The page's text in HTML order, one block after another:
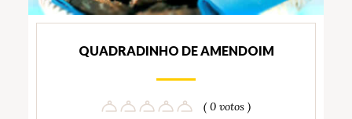
QUADRADINHO DE AMENDOIM
( 0 votos )